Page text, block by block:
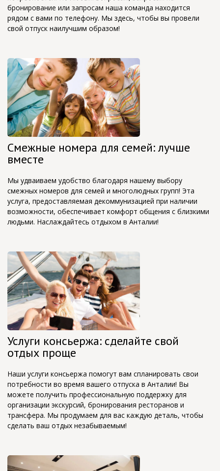
бронирование или запросам наша команда находится
рядом с вами по телефону. Мы здесь, чтобы вы провели
свой отпуск наилучшим образом!
Смежные номера для семей: лучше
вместе
Мы удваиваем удобство благодаря нашему выбору
смежных номеров для семей и многолюдных групп! Эта
услуга, предоставляемая декоммунизацией при наличии
возможности, обеспечивает комфорт общения с близкими
людьми. Наслаждайтесь отдыхом в Анталии!
Услуги консьержа: сделайте свой
отдых проще
Наши услуги консьержа помогут вам спланировать свои
потребности во время вашего отпуска в Анталии! Вы
можете получить профессиональную поддержку для
организации экскурсий, бронирования ресторанов и
трансфера. Мы продумаем для вас каждую деталь, чтобы
сделать ваш отдых незабываемым!